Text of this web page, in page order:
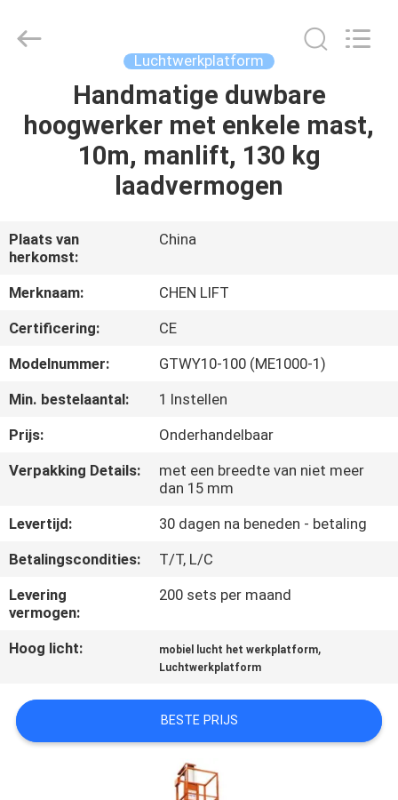
PRODUCTEN
ONS
FABRIEKSTOCHT
KWALITEITSCONTROLE
NEEM
CONTACT
MET
OP
NIEUWS
VRAAG
OFFERTE
LTD.
Luchtwerkplatform
Handmatige duwbare
hoogwerker met enkele mast,
10m, manlift, 130 kg
laadvermogen
Plaats van
herkomst:
China
Merknaam:
CHEN LIFT
Certificering:
CE
Modelnummer:
GTWY10-100 (ME1000-1)
Min. bestelaantal:
1 Instellen
Prijs:
Onderhandelbaar
Verpakking Details:
met een breedte van niet meer
dan 15 mm
Levertijd:
30 dagen na beneden - betaling
Betalingscondities:
T/T, L/C
Levering
vermogen:
200 sets per maand
Hoog licht: mobiel lucht het werkplatform,
Luchtwerkplatform
BESTE PRIJS